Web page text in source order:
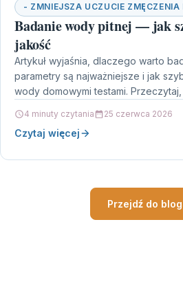
- ZMNIEJSZA UCZUCIE ZMĘCZENIA
Badanie wody pitnej — jak
jakość
Artykuł wyjaśnia, dlaczego warto
parametry są najważniejsze i jak
wody domowymi testami.
4 minuty czytania 25 czerwca 2026
Czytaj więcej
Przejdź do